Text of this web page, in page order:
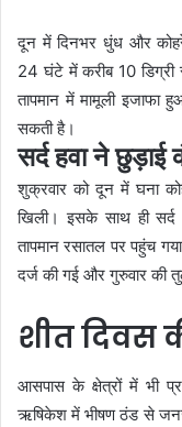
दून में दिनभर धुंध और
24 घंटे में करीब 10 डिग्री
तापमान में मामूली इजाफा
सकती है।
सर्द हवा ने छुड़ाई
शुक्रवार को दून में घना
खिली। इसके साथ ही
तापमान रसातल पर पहुंच
दर्ज की गई और गुरुवार की
शीत दिवस
आसपास के क्षेत्रों में भी
ऋषिकेश में भीषण ठंड से